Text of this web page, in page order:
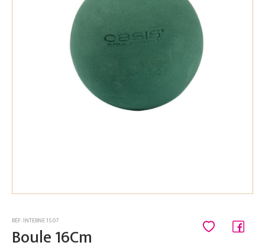
RÉF. INTERNE 1507
Boule 16Cm